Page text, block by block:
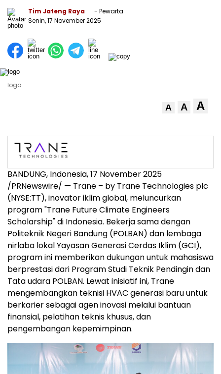
Tim Jateng Raya
- Pewarta
Senin, 17 November 2025
logo
A A A
BANDUNG, Indonesia,17 November 2025
/PRNewswire/ — Trane – by Trane Technologies plc
(NYSE:TT), inovator iklim global, meluncurkan
program "Trane Future Climate Engineers
Scholarship" di Indonesia. Bekerja sama dengan
Politeknik Negeri Bandung (POLBAN) dan lembaga
nirlaba lokal Yayasan Generasi Cerdas Iklim (GCI),
program ini memberikan dukungan untuk mahasiswa
berprestasi dari Program Studi Teknik Pendingin dan
Tata udara POLBAN. Lewat inisiatif ini, Trane
mengembangkan teknisi HVAC generasi baru untuk
berkarier sebagai agen inovasi melalui bantuan
finansial, pelatihan teknis khusus, dan
pengembangan kepemimpinan.